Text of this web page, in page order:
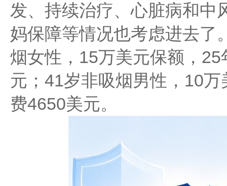
发、持续治疗、心脏病和中
妈保障等情况也考虑进去了
烟女性，15万美元保额，
元；41岁非吸烟男性，10
费4650美元。